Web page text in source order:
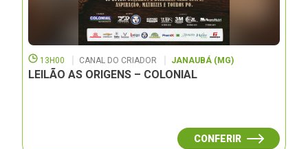
13H00 CANAL DO CRIADOR JANAUBÁ (MG)
LEILÃO AS ORIGENS – COLONIAL
CONFERIR